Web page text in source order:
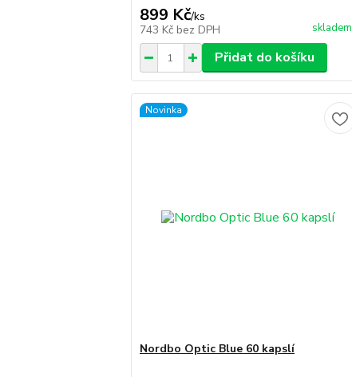
899 Kč/ks
743 Kč bez DPH skladem
Přidat do košíku
Novinka
Nordbo Optic Blue 60 kapslí